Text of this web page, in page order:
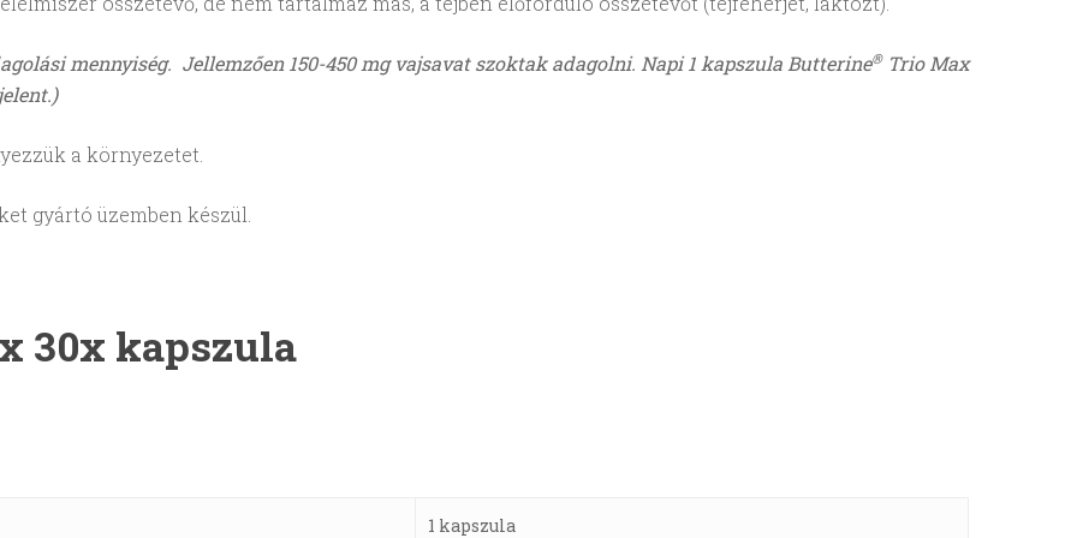
mennyiség. Jellemzően 150-450 mg vajsavat szoktak adagolni. Napi 1 kapszula Butterine®Trio Max
a környezetet.
gyártó üzemben készül.
30x kapszula
1 kapszula